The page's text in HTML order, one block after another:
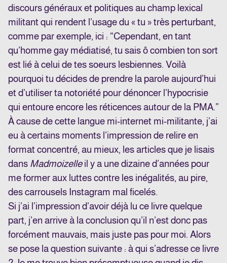
discours généraux et politiques au champ lexical
militant qui rendent l’usage du « tu » très perturbant,
comme par exemple, ici : “Cependant, en tant
qu’homme gay médiatisé, tu sais ô combien ton sort
est lié à celui de tes soeurs lesbiennes. Voilà
pourquoi tu décides de prendre la parole aujourd’hui
et d’utiliser ta notoriété pour dénoncer l’hypocrisie
qui entoure encore les réticences autour de la PMA.”
À cause de cette langue mi-internet mi-militante, j’ai
eu à certains moments l’impression de relire en
format concentré, au mieux, les articles que je lisais
dans Madmoizelleil y a une dizaine d’années pour
me former aux luttes contre les inégalités, au pire,
des carrousels Instagram mal ficelés.
Si j’ai l’impression d’avoir déjà lu ce livre quelque
part, j’en arrive à la conclusion qu’il n’est donc pas
forcément mauvais, mais juste pas pour moi. Alors
se pose la question suivante : à qui s’adresse ce livre